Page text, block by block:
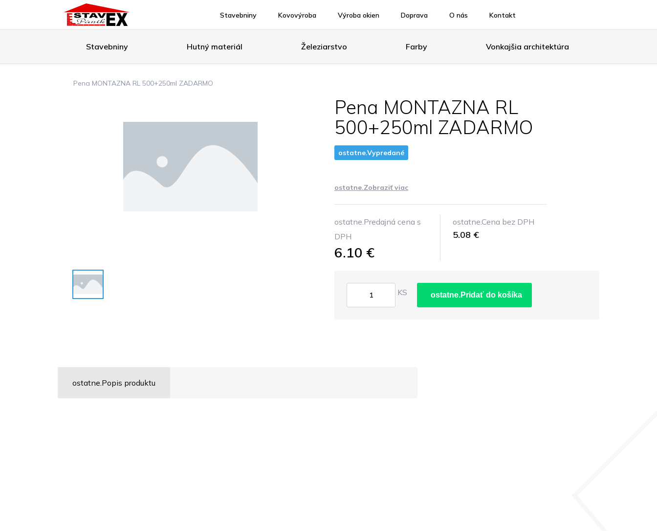
Stavebniny Kovovýroba Výroba okien Doprava O nás Kontakt
Stavebniny Hutný materiál Železiarstvo Farby Vonkajšia architektúra
Pena MONTAZNA RL 500+250ml ZADARMO
Pena MONTAZNA RL
500+250ml ZADARMO
ostatne.Vypredané
ostatne.Zobraziť viac
ostatne.Predajná cena s
DPH
6.10 €
ostatne.Cena bez DPH
5.08 €
KS ostatne.Pridať do košíka
ostatne.Popis produktu